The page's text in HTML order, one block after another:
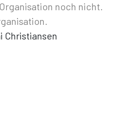
noch nicht.
Christiansen